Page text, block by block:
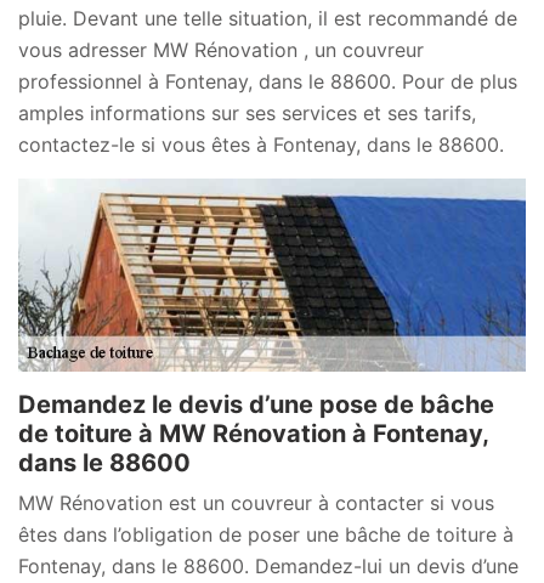
pluie. Devant une telle situation, il est recommandé de
vous adresser MW Rénovation , un couvreur
professionnel à Fontenay, dans le 88600. Pour de plus
amples informations sur ses services et ses tarifs,
contactez-le si vous êtes à Fontenay, dans le 88600.
Demandez le devis d’une pose de bâche
de toiture à MW Rénovation à Fontenay,
dans le 88600
MW Rénovation est un couvreur à contacter si vous
êtes dans l’obligation de poser une bâche de toiture à
Fontenay, dans le 88600. Demandez-lui un devis d’une